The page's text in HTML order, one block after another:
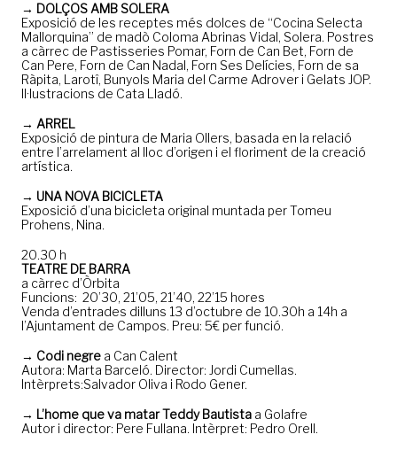
→ DOLÇOS AMB SOLERA
Exposició de les receptes més dolces de “Cocina Selecta
Mallorquina” de madò Coloma Abrinas Vidal, Solera. Postres
a càrrec de Pastisseries Pomar, Forn de Can Bet, Forn de
Can Pere, Forn de Can Nadal, Forn Ses Delícies, Forn de sa
Ràpita, Larotî, Bunyols Maria del Carme Adrover i Gelats JOP.
Il·lustracions de Cata Lladó.
→ ARREL
Exposició de pintura de Maria Ollers, basada en la relació
entre l’arrelament al lloc d’origen i el floriment de la creació
artística.
→ UNA NOVA BICICLETA
Exposició d’una bicicleta original muntada per Tomeu
Prohens, Nina.
20.30 h
TEATRE DE BARRA
a càrrec d’Òrbita
Funcions: 20’30, 21’05, 21’40, 22’15 hores
Venda d’entrades dilluns 13 d’octubre de 10.30h a 14h a
l’Ajuntament de Campos. Preu: 5€ per funció.
→ Codi negre a Can Calent
Autora: Marta Barceló. Director: Jordi Cumellas.
Intèrprets:Salvador Oliva i Rodo Gener.
→ L’home que va matar Teddy Bautista a Golafre
Autor i director: Pere Fullana. Intèrpret: Pedro Orell.